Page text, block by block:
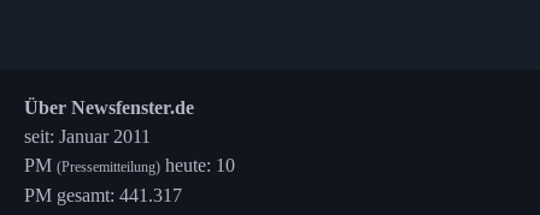
Über Newsfenster.de
seit: Januar 2011
PM (Pressemitteilung) heute: 10
PM gesamt: 441.317